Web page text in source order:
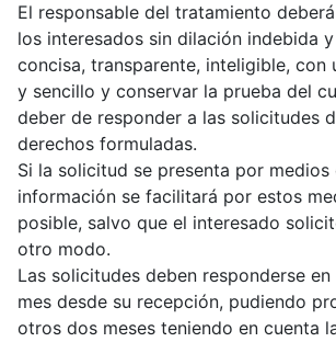
El responsable del tratamiento
los interesados sin dilación indebida
concisa, transparente, inteligible, con
y sencillo y conservar la prueba del
deber de responder a las solicitudes
derechos formuladas.
Si la solicitud se presenta por medios
información se facilitará por estos
posible, salvo que el interesado
otro modo.
Las solicitudes deben responderse
mes desde su recepción, pudiendo
otros dos meses teniendo en cuenta